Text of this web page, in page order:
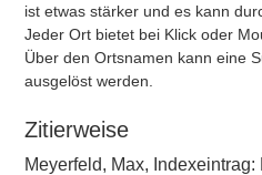
ist etwas stärker und es kann
Jeder Ort bietet bei Klick oder
Über den Ortsnamen kann eine
ausgelöst werden.
Zitierweise
Meyerfeld, Max,